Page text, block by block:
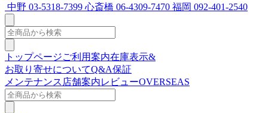
中野 03-5318-7399 心斎橋 06-4309-7470 福岡 092-401-2540
トップページご利用案内在庫表示&
お取り寄せについてQ&A保証
メンテナンス 店舗案内レビューOVERSEAS